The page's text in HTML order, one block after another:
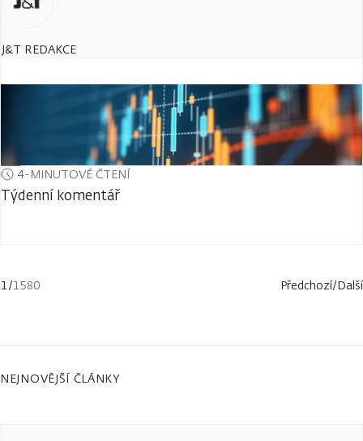
J&T REDAKCE
4-MINUTOVÉ ČTENÍ
Týdenní komentář
1/1580 Předchozí/Další
NEJNOVĚJŠÍ ČLÁNKY